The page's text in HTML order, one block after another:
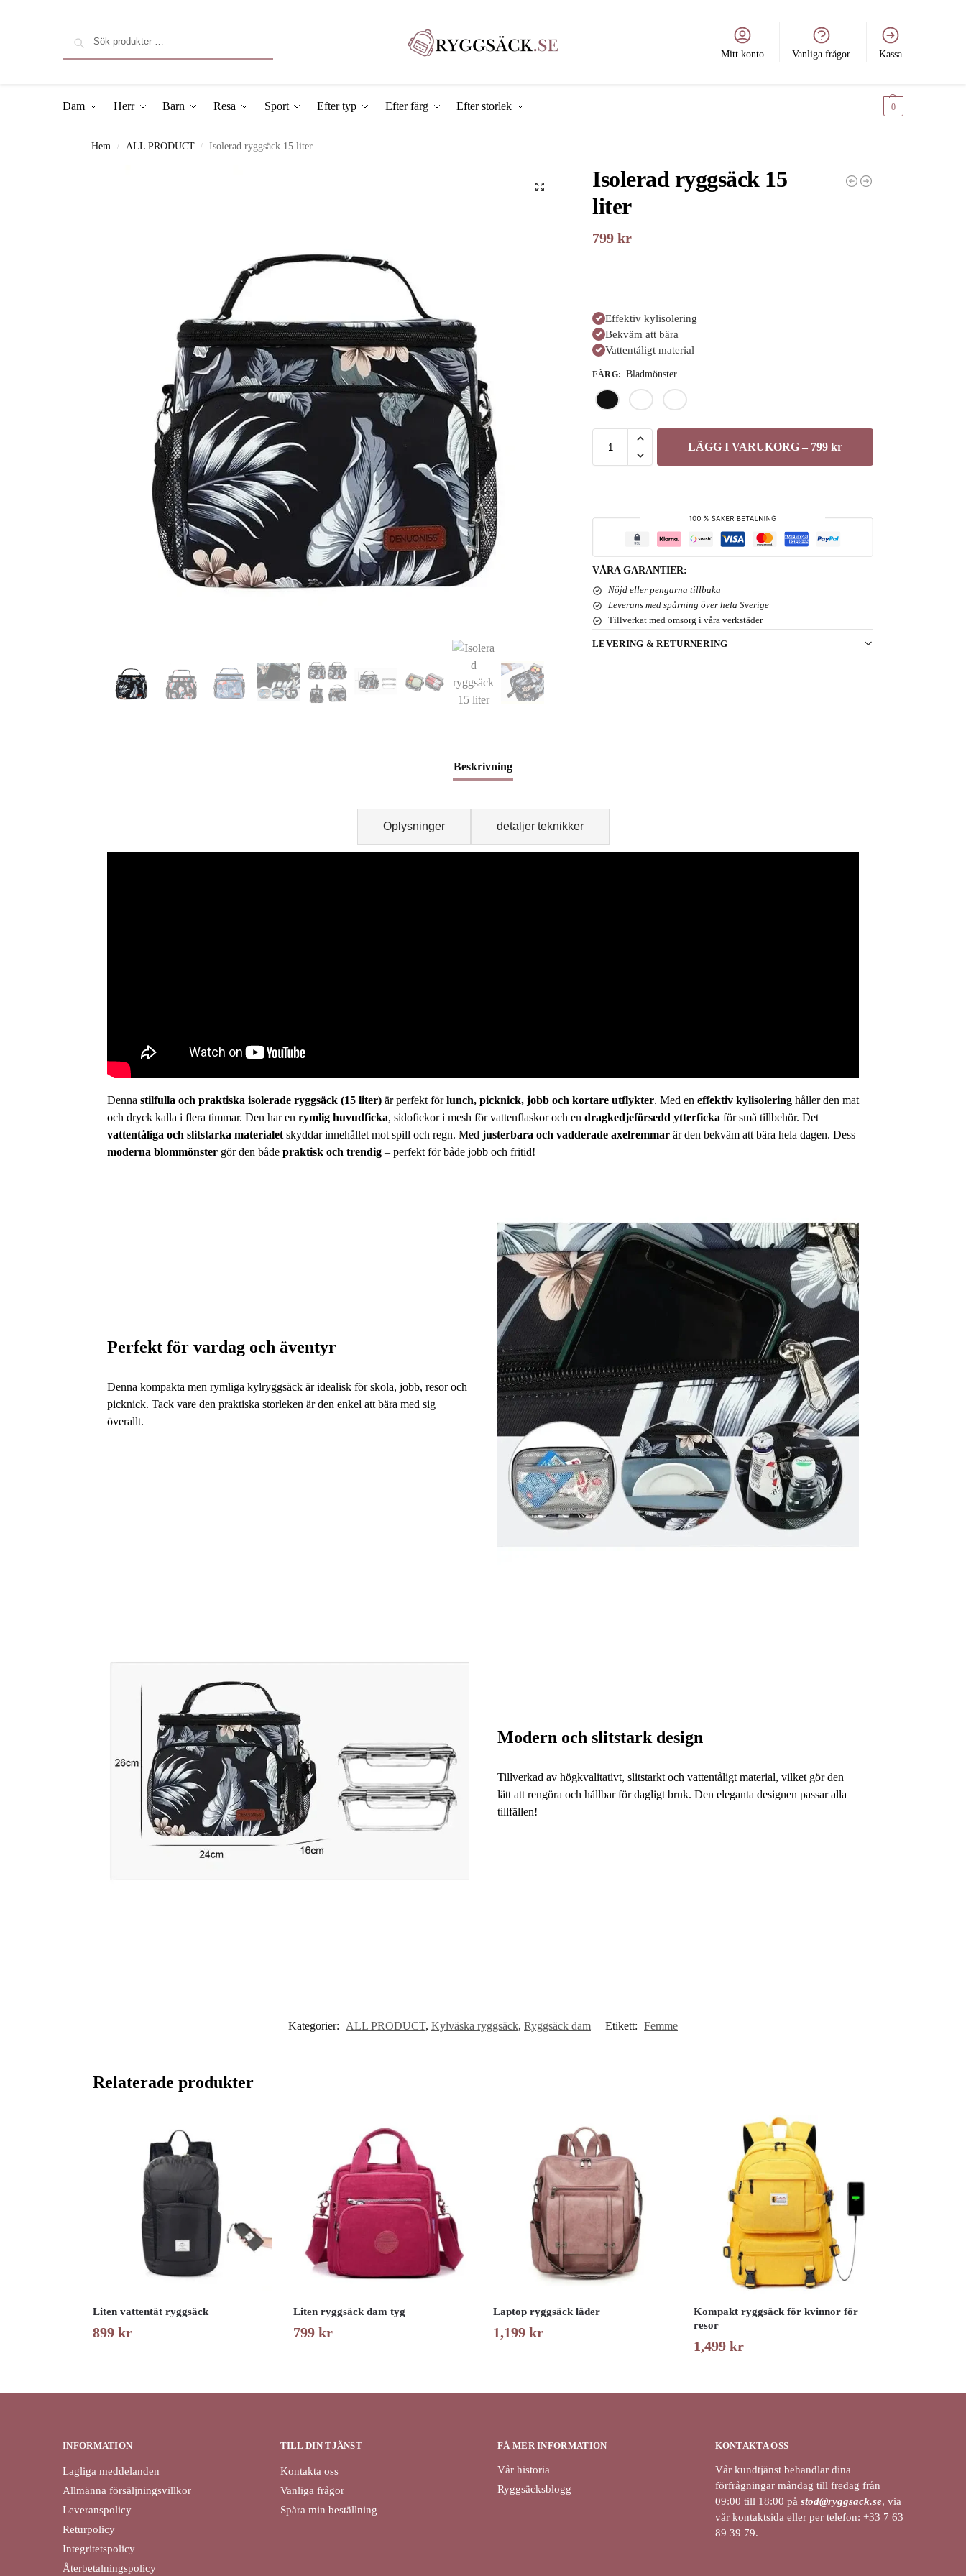
Mitt konto Vanliga frågor Kassa
Dam Herr Barn Resa Sport Efter typ Efter färg Efter storlek 0
Hem / ALL PRODUCT / Isolerad ryggsäck 15 liter
Isolerad ryggsäck 15
liter
799kr
Effektiv kylisolering
Bekväm att bära
Vattentåligt material
FÄRG: Bladmönster
LÄGG I VARUKORG – 799 kr
VÅRA GARANTIER:
Nöjd eller pengarna tillbaka
Leverans med spårning över hela Sverige
Tillverkat med omsorg i våra verkstäder
LEVERING & RETURNERING
Beskrivning
Oplysninger detaljer teknikker
Denna stilfulla och praktiska isolerade ryggsäck (15 liter)är perfekt förlunch, picknick, jobb och kortare utflykter. Med en effektiv kylisoleringhåller den mat
och dryck kalla i flera timmar. Den har en rymlig huvudficka, sidofickor i mesh för vattenflaskor och en dragkedjeförsedd ytterficka för små tillbehör. Det
vattentåliga och slitstarka materialetskyddar innehållet mot spill och regn. Med justerbara och vadderade axelremmarär den bekväm att bära hela dagen. Dess
moderna blommönstergör den både praktisk och trendig– perfekt för både jobb och fritid!
Perfekt för vardag och äventyr
Denna kompakta men rymliga kylryggsäck är idealisk för skola, jobb, resor och
picknick. Tack vare den praktiska storleken är den enkel att bära med sig
överallt.
Modern och slitstark design
Tillverkad av högkvalitativt, slitstarkt och vattentåligt material, vilket gör den
lätt att rengöra och hållbar för dagligt bruk. Den eleganta designen passar alla
tillfällen!
Kategorier: ALL PRODUCT, Kylväska ryggsäck, Ryggsäck dam Etikett: Femme
Relaterade produkter
Liten vattentät ryggsäck
899 kr
Liten ryggsäck dam tyg
799 kr
Laptop ryggsäck läder
1,199kr
Kompakt ryggsäck för kvinnor för
resor
1,499kr
INFORMATION
Lagliga meddelanden
Allmänna försäljningsvillkor
Leveranspolicy
Returpolicy
Integritetspolicy
Återbetalningspolicy
TILL DIN TJÄNST
Kontakta oss
Vanliga frågor
Spåra min beställning
FÅ MER INFORMATION
Vår historia
Ryggsäcksblogg
KONTAKTA OSS
Vår kundtjänst behandlar dina
förfrågningar måndag till fredag från
09:00 till 18:00 på stod@ryggsack.se, via
vår kontaktsida eller per telefon: +33 7 63
89 39 79.